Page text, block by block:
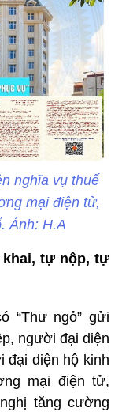
nghĩa vụ thuế
mại điện tử,
Ảnh: H.A
khai, tự nộp, tự
“Thư ngỏ” gửi
người đại diện
đại diện hộ kinh
mại điện tử,
tăng cường